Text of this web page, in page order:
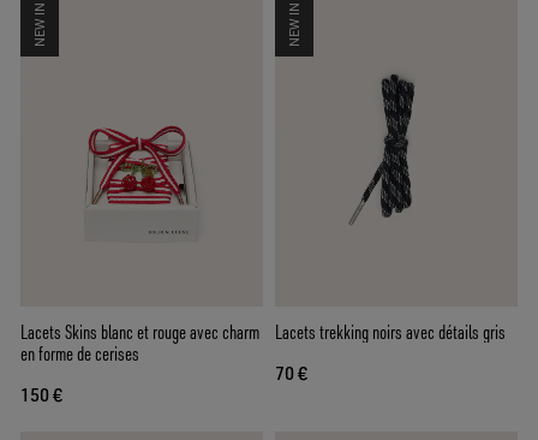
NEW IN
Lacets Skins blanc et rouge avec charm
en forme de cerises
150 €
NEW IN
Lacets trekking noirs avec détails gris
70 €